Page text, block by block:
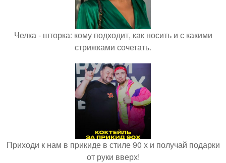
Челка - шторка: кому подходит, как носить и с какими
стрижками сочетать.
Приходи к нам в прикиде в стиле 90 х и получай подарки
от руки вверх!